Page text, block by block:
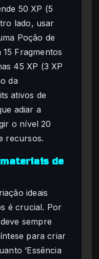
50 XP (5
lado, usar
Poção de
Fragmentos
45 XP (3 XP
da
ativos de
adiar a
o nível 20
recursos.
de
ideais
é crucial. Por
sempre
para criar
‘Essência